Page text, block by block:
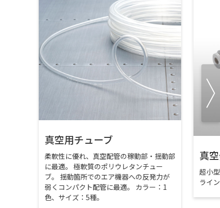
真空用チューブ
柔軟性に優れ、真空配管の稼動部・揺動部
に最適。 極軟質のポリウレタンチュー
ブ。 揺動箇所でのエア機器への反発力が
弱くコンパクト配管に最適。 カラー：1
色、サイズ：5種。
真
超小
ライ